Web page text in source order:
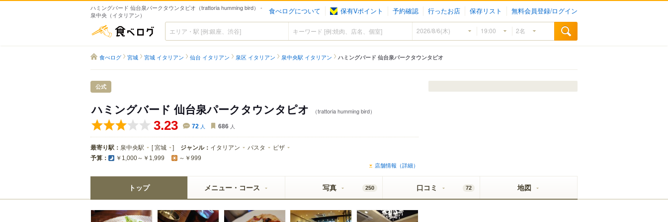
ハミングバード 仙台泉パークタウンタピオ（trattoria humming bird） -
泉中央（イタリアン）
食べログについて 保有Vポイント 予約確認 行ったお店 保存リスト 無料会員登録/ログイン
食べログ
食べログ 宮城 宮城 イタリアン 仙台 イタリアン 泉区 イタリアン 泉中央駅 イタリアン ハミングバード 仙台泉パークタウンタピオ
公式
ハミングバード 仙台泉パークタウンタピオ （trattoria humming bird）
3.23 72 人 686 人
最寄り駅： 泉中央駅 [宮城 ] ジャンル： イタリアン パスタ ピザ
予算： ￥1,000～￥1,999 ～￥999
店舗情報（詳細）
トップ メニュー・コース 写真 250 口コミ 72 地図